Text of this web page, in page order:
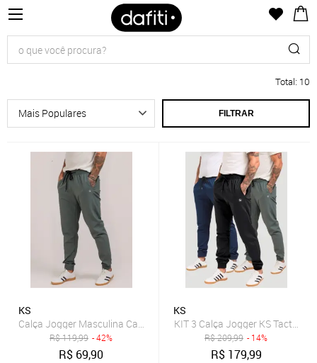
Total: 10
FILTRAR
KS
Calça Jogger Masculina Casual Tecido Tactel com Elastano Treino
R$119,99 - 42%
R$ 69,90
KS
KIT 3 Calça Jogger KS Tactel
R$209,99 - 14%
R$ 179,99